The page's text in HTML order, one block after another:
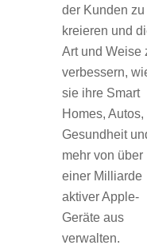
der Kunden zu
kreieren und
Art und Weise
verbessern,
sie ihre Smart
Homes, Autos,
Gesundheit
mehr von über
einer Milliarde
aktiver Apple-
Geräte aus
verwalten.